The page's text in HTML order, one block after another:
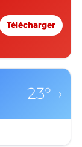
Télécharger
23° ›